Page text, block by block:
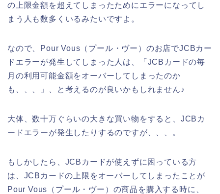
の上限金額を超えてしまったためにエラーになってし
まう人も数多くいるみたいですよ。
なので、Pour Vous（プール・ヴー）のお店でJCBカー
ドエラーが発生してしまった人は、「JCBカードの毎
月の利用可能金額をオーバーしてしまったのか
も、、、」、と考えるのが良いかもしれません♪
大体、数十万ぐらいの大きな買い物をすると、JCBカ
ードエラーが発生したりするのですが、、、。
もしかしたら、JCBカードが使えずに困っている方
は、JCBカードの上限をオーバーしてしまったことが
Pour Vous（プール・ヴー）の商品を購入する時に、